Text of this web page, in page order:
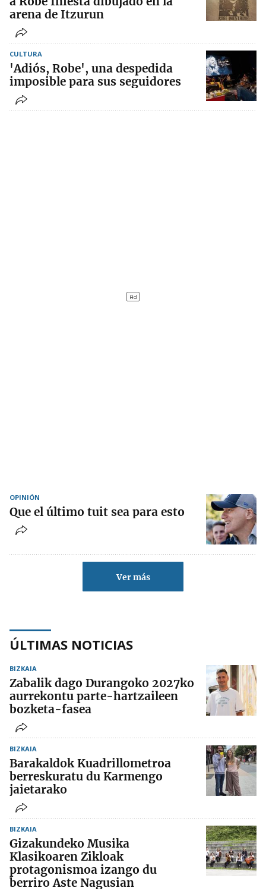
arena de Itzurun
CULTURA
'Adiós, Robe', una despedida
imposible para sus seguidores
OPINIÓN
Que el último tuit sea para esto
Ver más
ÚLTIMAS NOTICIAS
BIZKAIA
Zabalik dago Durangoko 2027ko
aurrekontu parte-hartzaileen
bozketa-fasea
BIZKAIA
Barakaldok Kuadrillometroa
berreskuratu du Karmengo
jaietarako
BIZKAIA
Gizakundeko Musika
Klasikoaren Zikloak
protagonismoa izango du
berriro Aste Nagusian